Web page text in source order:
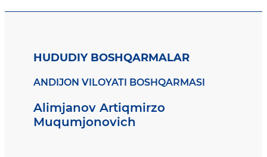
HUDUDIY BOSHQARMALAR
ANDIJON VILOYATI BOSHQARMASI
Alimjanov Artiqmirzo
Muqumjonovich